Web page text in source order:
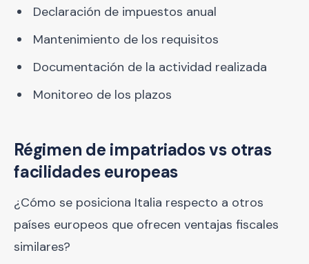
Declaración de impuestos anual
Mantenimiento de los requisitos
Documentación de la actividad realizada
Monitoreo de los plazos
Régimen de impatriados vs otras
facilidades europeas
¿Cómo se posiciona Italia respecto a otros
países europeos que ofrecen ventajas fiscales
similares?